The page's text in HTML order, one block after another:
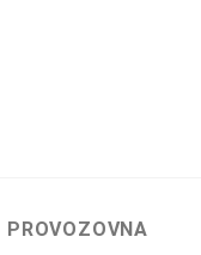
PROVOZOVNA